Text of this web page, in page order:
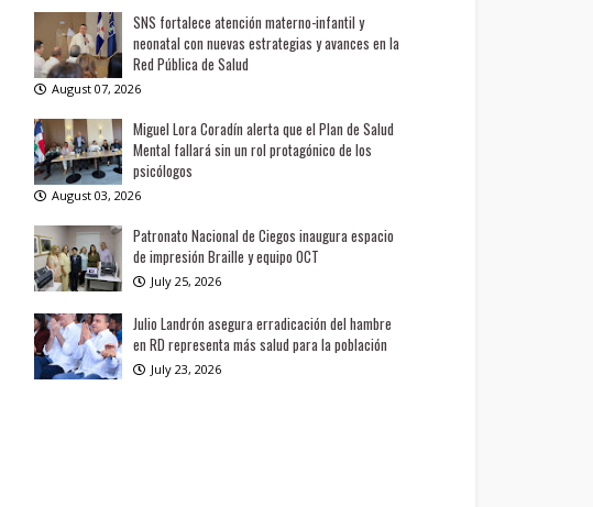
SNS fortalece atención materno-infantil y
neonatal con nuevas estrategias y avances en la
Red Pública de Salud
August 07, 2026
Miguel Lora Coradín alerta que el Plan de Salud
Mental fallará sin un rol protagónico de los
psicólogos
August 03, 2026
Patronato Nacional de Ciegos inaugura espacio
de impresión Braille y equipo OCT
July 25, 2026
Julio Landrón asegura erradicación del hambre
en RD representa más salud para la población
July 23, 2026